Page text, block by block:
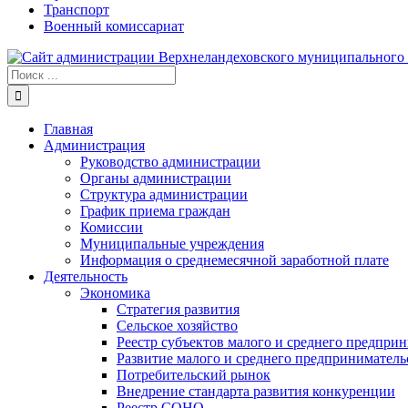
Транспорт
Военный комиссариат
Результат
поиска:
Главная
Администрация
Руководство администрации
Органы администрации
Структура администрации
График приема граждан
Комиссии
Муниципальные учреждения
Информация о среднемесячной заработной плате
Деятельность
Экономика
Стратегия развития
Сельское хозяйство
Реестр субъектов малого и среднего
Развитие малого и среднего
Потребительский рынок
Внедрение стандарта развития конкуренции